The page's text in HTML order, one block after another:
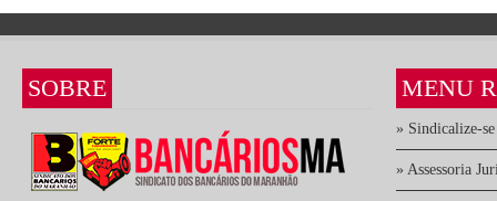
SOBRE MENU
» Sindicalize-se
» Assessoria